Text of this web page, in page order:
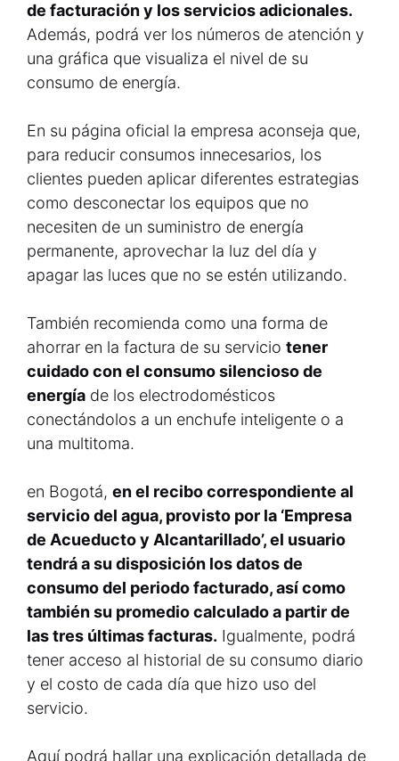
de facturación y los servicios adicionales.
Además, podrá ver los números de atención y
una gráfica que visualiza el nivel de su
consumo de energía.
En su página oficial la empresa aconseja que,
para reducir consumos innecesarios, los
clientes pueden aplicar diferentes estrategias
como desconectar los equipos que no
necesiten de un suministro de energía
permanente, aprovechar la luz del día y
apagar las luces que no se estén utilizando.
También recomienda como una forma de
ahorrar en la factura de su servicio tener
cuidado con el consumo silencioso de
energía de los electrodomésticos
conectándolos a un enchufe inteligente o a
una multitoma.
en Bogotá, en el recibo correspondiente al
servicio del agua, provisto por la ‘Empresa
de Acueducto y Alcantarillado’, el usuario
tendrá a su disposición los datos de
consumo del periodo facturado, así como
también su promedio calculado a partir de
las tres últimas facturas. Igualmente, podrá
tener acceso al historial de su consumo diario
y el costo de cada día que hizo uso del
servicio.
Aquí podrá hallar una explicación detallada de